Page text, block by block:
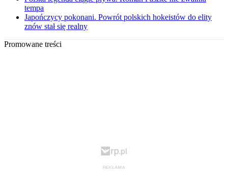
tempa
Japończycy pokonani. Powrót polskich hokeistów do elity
znów stał się realny
Promowane treści